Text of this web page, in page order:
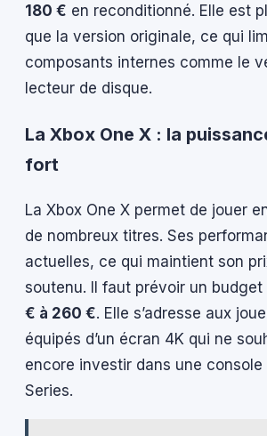
180 € en reconditionné. Elle est
que la version originale, ce qui
composants internes comme le
lecteur de disque.
La Xbox One X : la
fort
La Xbox One X permet de jouer
de nombreux titres. Ses
actuelles, ce qui maintient son
soutenu. Il faut prévoir un budget
€ à 260 €. Elle s’adresse aux
équipés d’un écran 4K qui ne
encore investir dans une
Series.